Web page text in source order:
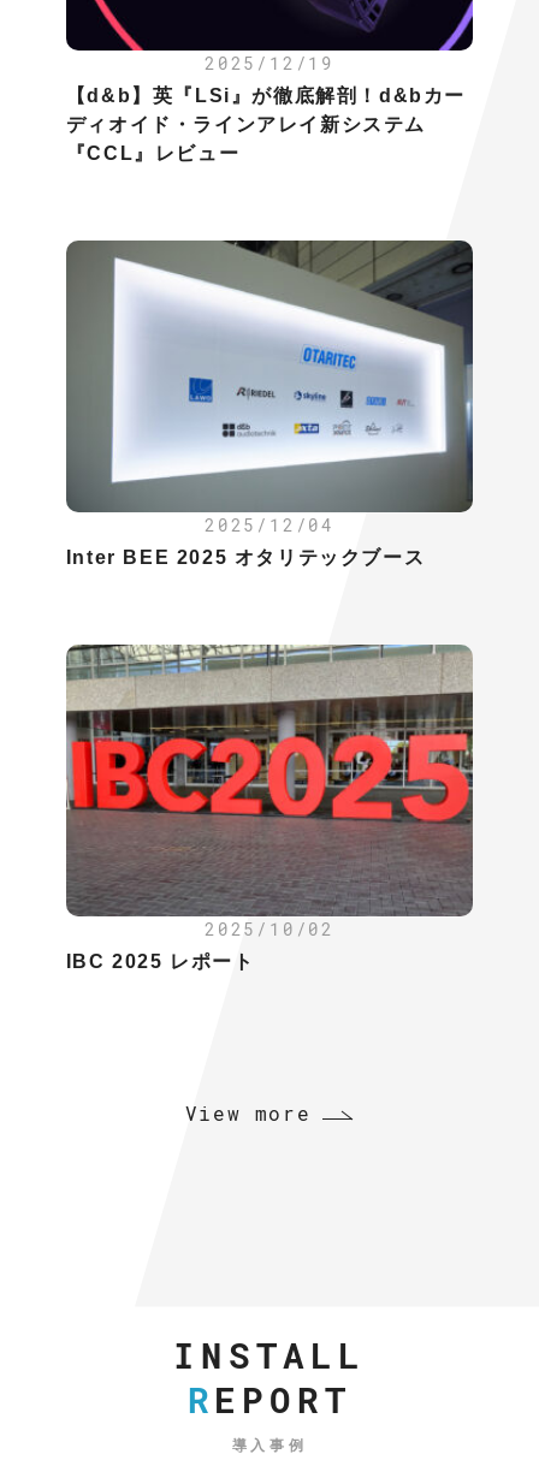
2025/12/19
【d&b】英『LSi』が徹底解剖！d&bカー
ディオイド・ラインアレイ新システム
『CCL』レビュー
2025/12/04
Inter BEE 2025 オタリテックブース
2025/10/02
IBC 2025 レポート
View more
INSTALL
REPORT
導入事例